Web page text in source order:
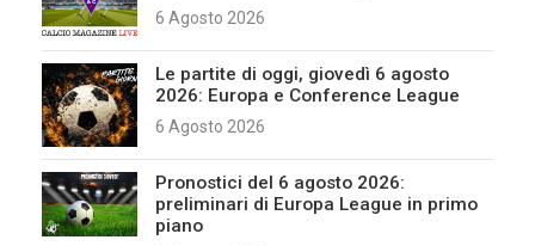
6 Agosto 2026
Le partite di oggi, giovedì 6 agosto
2026: Europa e Conference League
6 Agosto 2026
Pronostici del 6 agosto 2026:
preliminari di Europa League in primo
piano